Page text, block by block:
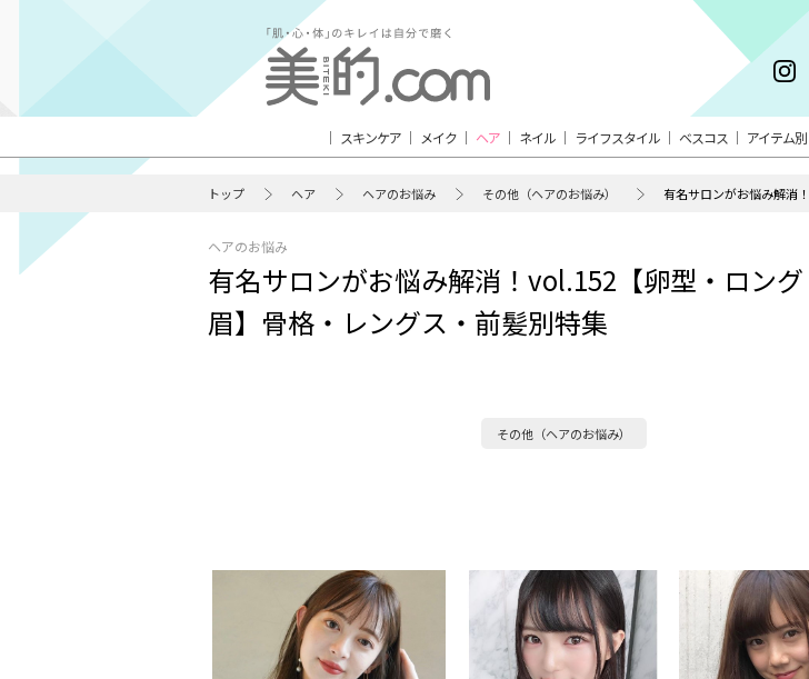
スキンケア メイク ヘア ネイル ライフスタイル ベスコス アイテム別
トップ ヘア ヘアのお悩み その他（ヘアのお悩み） 有名サロンがお悩み解消
ヘアのお悩み
有名サロンがお悩み解消！vol.152【卵型・ロン
眉】骨格・レングス・前髪別特集
その他（ヘアのお悩み）